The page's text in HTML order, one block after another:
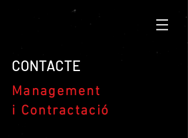
CONTACTE
Management
i Contractació